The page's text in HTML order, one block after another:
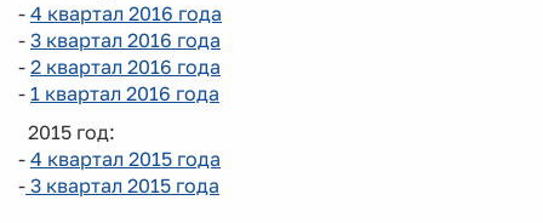
- 4 квартал 2016 года
- 3 квартал 2016 года
- 2 квартал 2016 года
- 1 квартал 2016 года
2015 год:
- 4 квартал 2015 года
- 3 квартал 2015 года